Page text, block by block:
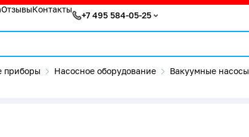
ОтзывыКонтакты
+7 495 584-05-25
приборы Насосное оборудование Вакуумные насосы